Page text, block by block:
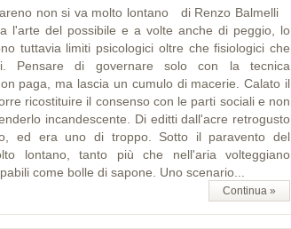
non si va molto lontano di Renzo Balmelli
l'arte del possibile e a volte anche di peggio, lo
tuttavia limiti psicologici oltre che fisiologici che
Pensare di governare solo con la tecnica
paga, ma lascia un cumulo di macerie. Calato il
ricostituire il consenso con le parti sociali e non
incandescente. Di editti dall'acre retrogusto
ed era uno di troppo. Sotto il paravento del
lontano, tanto più che nell'aria volteggiano
come bolle di sapone. Uno scenario...
Continua »